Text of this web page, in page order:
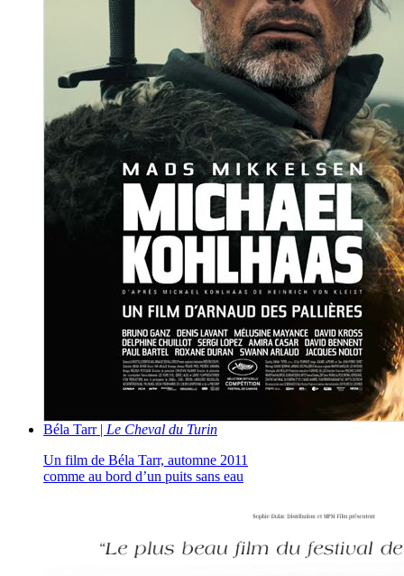
Béla Tarr | Le Cheval du Turin
Un film de Béla Tarr, automne 2011
comme au bord d’un puits sans eau